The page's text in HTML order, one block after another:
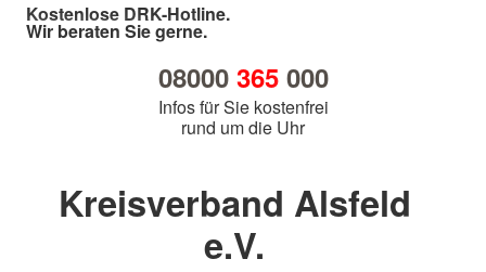
Kostenlose DRK-Hotline.
Wir beraten Sie gerne.
08000 365000
Infos für Sie kostenfrei
rund um die Uhr
Kreisverband Alsfeld
e.V.